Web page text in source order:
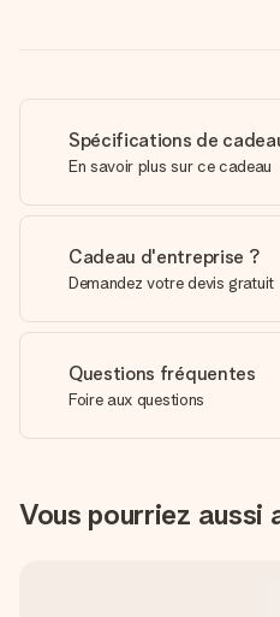
Spécifications de
En savoir plus sur ce cadeau
Cadeau d'entreprise ?
Demandez votre devis gratuit
Questions fréquentes
Foire aux questions
Vous pourriez aussi